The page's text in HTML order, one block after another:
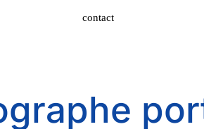
contact